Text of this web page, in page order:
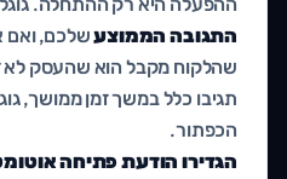
התגובה הממוצעשלכם, ואם
שהלקוח מקבל הוא שהעסק לא
תגיבו כלל במשך זמן ממושך,
הכפתור.
הגדירו הודעת פתיחה